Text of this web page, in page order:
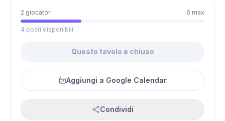
2 giocatori 6 max
4 posti disponibili
Questo tavolo è chiuso
Aggiungi a Google Calendar
Condividi